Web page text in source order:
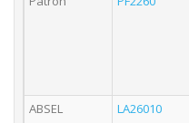
ABSEL
LA26010